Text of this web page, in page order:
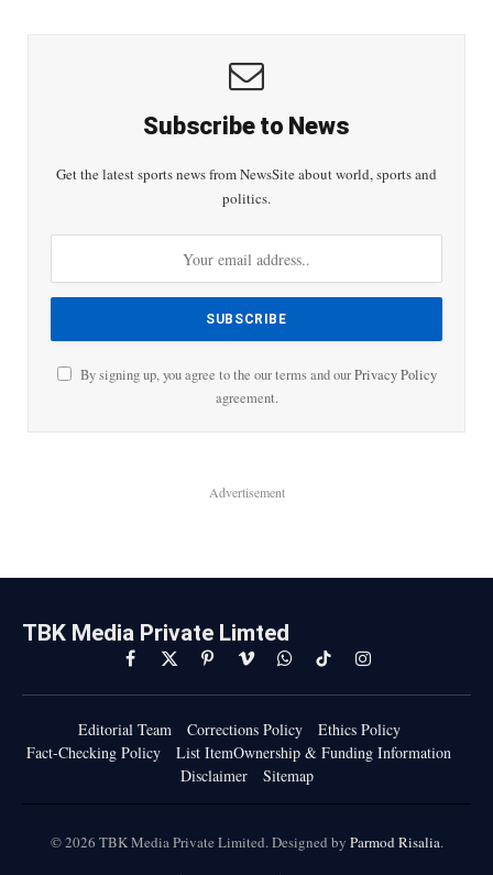
Subscribe to News
Get the latest sports news from NewsSite about world, sports and
politics.
By signing up, you agree to the our terms and ourPrivacy Policy
agreement.
Advertisement
TBK Media Private Limted
Facebook
X
(Twitter)
PinterestVimeoWhatsAppTikTokInstagram
Editorial Team Corrections Policy
Ethics Policy
Fact-Checking Policy
List ItemOwnership & Funding Information
Disclaimer
Sitemap
© 2026 TBK Media Private Limited. Designed by Parmod Risalia.